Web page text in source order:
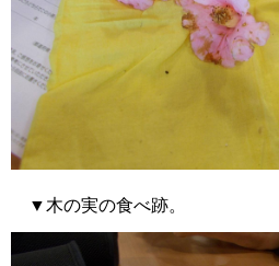
▼木の実の食べ跡。